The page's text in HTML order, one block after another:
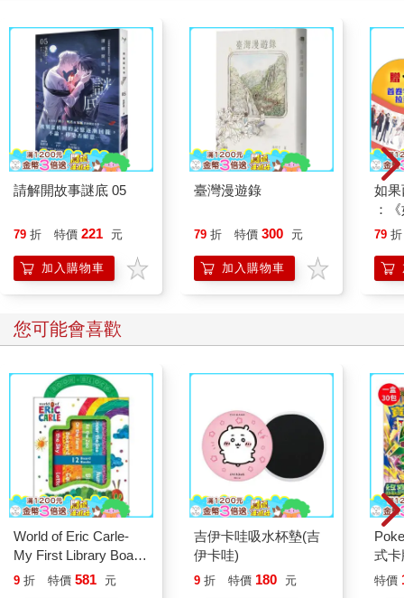
蔡爸爸早年是一名船員，一年，他跑船到國外的某一個島，在那
邊認識了島上一位酋長的女兒，名叫安娜。這位酋長本身會一些
巫術，專門為島上的村民處理一些法事，其中，他還會使用一種
稱為血咒的巫術，這種血咒專門挑月圓當天晚上的十二點（也就
是陰陽相隔的時候）施法，此時法力會最強大──蔡爸爸在那個島
上親眼看過這位酋長施行血咒，當時島上有一位村民身染一種傳
染病，據說無藥可醫，他在病得很重、幾乎奄奄一息時，被其他
村民抬來找這位酋長。
酋長看了看這位奄奄一息的村民，然後用雙手摸他的額頭，當酋
長的手摸到這位村民的額頭時，身體忽然像發抖一樣，頭晃得很
厲害，就像被附身的樣子，事實上，這位酋長真的開始像被附身
上，大叫聲驚動了村民，大家一窩蜂的跑到酋長家看個究竟，蔡
爸爸當時就住在酋長旁邊的一間小屋。
血，但不知道裡面是什麼血。酋長將其中一碗給了他女兒安娜，
然後端起另一碗往口中含一口血，手指著月亮比來比去；安娜就
跟在酋長旁邊，同樣口中也含一口血。然後，酋長站在這位奄奄
一息的村民的頭上方，安娜則站在村民的腳下方。
酋長指著月亮比畫完後，把口中那口血往村民臉上噴，接著換安
娜噴，她則是把血噴在腳部。這個動作一直持續了大約十幾分
鐘，最令人不可思議的是，每噴一口，這位生病的村民就用一種
很淒厲的恐怖叫聲哀號，那種哀號很像是狗在吹狗螺──凹嗚凹嗚
的那種聲音，而且音調很高，頻率又快。
十幾分鐘後，那位生病的村民漸漸平靜了下來，那種像是吹狗螺
的聲音也漸漸變小，最後一動也不動的躺在地上，這時大家才發
現，那位村民已經死了。安娜從小就傳承了酋長的一些巫術，也
有在幫島上村民處理一些巫術儀式。
隔沒幾天，酋長來找蔡爸爸，說他女兒跟蔡爸爸有緣分，要讓兩
請解開故事謎底 05
79 折 特價 221 元
加入購物車
臺灣漫遊錄
79 折 特價 300 元
加入購物車
如
：
喵
79 折
您可能會喜歡
World of Eric Carle-
My First Library Board
Book Block Set
9 折 特價 581 元
吉伊卡哇吸水杯墊(吉
伊卡哇)
9 折 特價 180 元
式
化
特價